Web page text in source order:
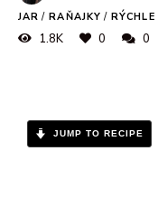
JAR / RAŇAJKY /
1.8K 0 0
JUMP TO RECIPE